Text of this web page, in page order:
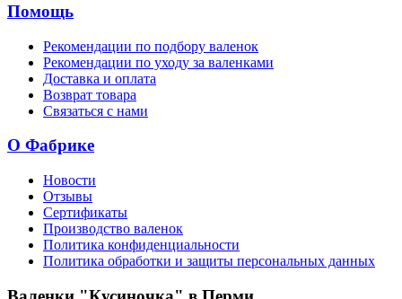
Помощь
Рекомендации по подбору валенок
Рекомендации по уходу за валенками
Доставка и оплата
Возврат товара
Связаться с нами
О Фабрике
Новости
Отзывы
Сертификаты
Производство валенок
Политика конфиденциальности
Политика обработки и защиты персональных данных